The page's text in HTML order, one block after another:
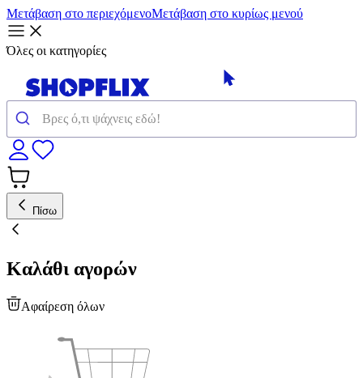
Μετάβαση στο περιεχόμενοΜετάβαση στο κυρίως μενού
Όλες οι κατηγορίες
Πίσω
Καλάθι αγορών
Αφαίρεση όλων